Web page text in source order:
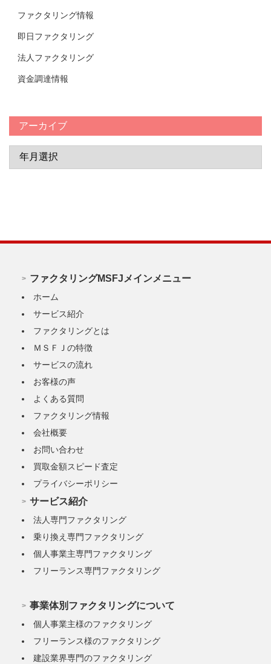
ファクタリング情報
即日ファクタリング
法人ファクタリング
資金調達情報
アーカイブ
ファクタリングMSFJメインメニュー
ホーム
サービス紹介
ファクタリングとは
ＭＳＦＪの特徴
サービスの流れ
お客様の声
よくある質問
ファクタリング情報
会社概要
お問い合わせ
買取金額スピード査定
プライバシーポリシー
サービス紹介
法人専門ファクタリング
乗り換え専門ファクタリング
個人事業主専門ファクタリング
フリーランス専門ファクタリング
事業体別ファクタリングについて
個人事業主様のファクタリング
フリーランス様のファクタリング
建設業界専門のファクタリング